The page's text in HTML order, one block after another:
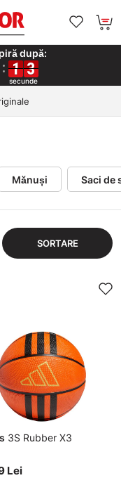
după:
1
1
1
1 2
3
2
3
Mănuși Saci de
SORTARE
3S Rubber X3
Lei